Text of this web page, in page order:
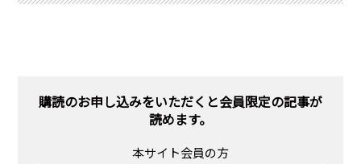
採用情報
購読のお申し込みをいただくと会員限定の記事が
読めます。
本サイト会員の方